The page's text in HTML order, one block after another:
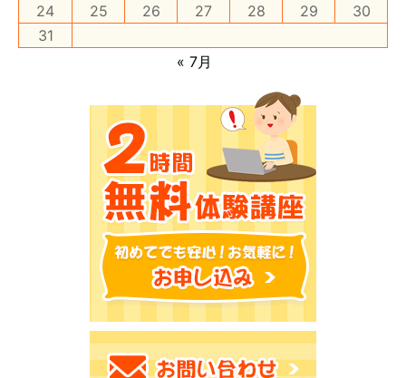
24
25 26 27 28 29
30
31
« 7月